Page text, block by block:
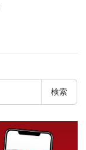
検索